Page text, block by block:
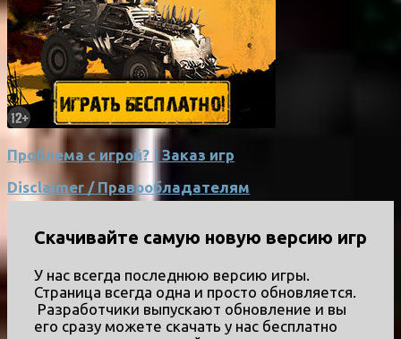
Проблема с игрой? | Заказ игр
Disclaimer / Правообладателям
Скачивайте самую новую версию игр
У нас всегда последнюю версию игры.
Страница всегда одна и просто обновляется.
Разработчики выпускают обновление и вы
его сразу можете скачать у нас бесплатно